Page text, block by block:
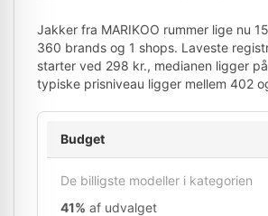
Jakker fra MARIKOO rummer lige nu
360 brands og 1 shops. Laveste
starter ved 298 kr., medianen ligger
typiske prisniveau ligger mellem 402
Budget
De billigste modeller i kategorien
41% af udvalget